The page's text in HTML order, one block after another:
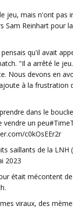
jeu, mais n'ont pas
Sam Reinhart pour
qu'il avait
"Il a arrêté le
Nous devons en
à la frustration
dans le
vendre un
c0kOsEEr2r
saillants de la LNH
2023
était mécontent
viraux, des